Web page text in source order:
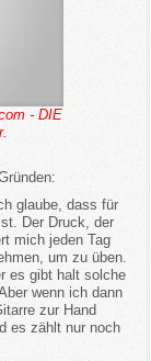
- DIE
glaube, dass für
Der Druck, der
mich jeden Tag
um zu üben.
es gibt halt solche
wenn ich dann
zur Hand
es zählt nur noch